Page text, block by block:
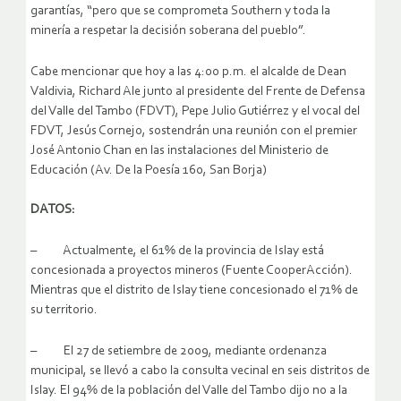
garantías, “pero que se comprometa Southern y toda la
minería a respetar la decisión soberana del pueblo”.
Cabe mencionar que hoy a las 4:00 p.m. el alcalde de Dean
Valdivia, Richard Ale junto al presidente del Frente de Defensa
del Valle del Tambo (FDVT), Pepe Julio Gutiérrez y el vocal del
FDVT, Jesús Cornejo, sostendrán una reunión con el premier
José Antonio Chan en las instalaciones del Ministerio de
Educación (Av. De la Poesía 160, San Borja)
DATOS:
– Actualmente, el 61% de la provincia de Islay está
concesionada a proyectos mineros (Fuente CooperAcción).
Mientras que el distrito de Islay tiene concesionado el 71% de
su territorio.
– El 27 de setiembre de 2009, mediante ordenanza
municipal, se llevó a cabo la consulta vecinal en seis distritos de
Islay. El 94% de la población del Valle del Tambo dijo no a la